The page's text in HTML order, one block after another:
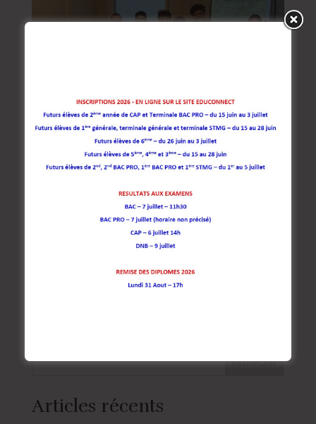
Marion Grenouillet|Déc 14, 2024|
Un grand bravo aux élèves de première ba pro Métiers
du Commerce, de la Vente et de l’Accueil qui ont
réalisé un véritable exploit en vendant plus de 3000€
de chocolats pour financer leur voyage en Angleterre !
Rechercher
Articles récents